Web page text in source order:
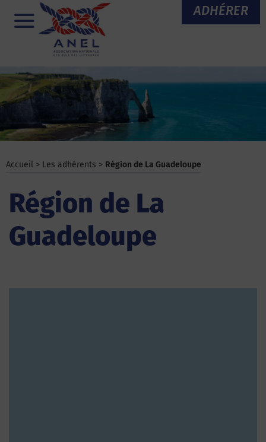
ADHÉRER
Menu
Accueil > Les adhérents > Région de La Guadeloupe
Région de La
Guadeloupe